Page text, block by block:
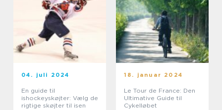
04. juli 2024
En guide til
ishockeyskøjter: Vælg de
rigtige skøjter til isen
18. januar 2024
Le Tour de France: Den
Ultimative Guide til
Cykelløbet